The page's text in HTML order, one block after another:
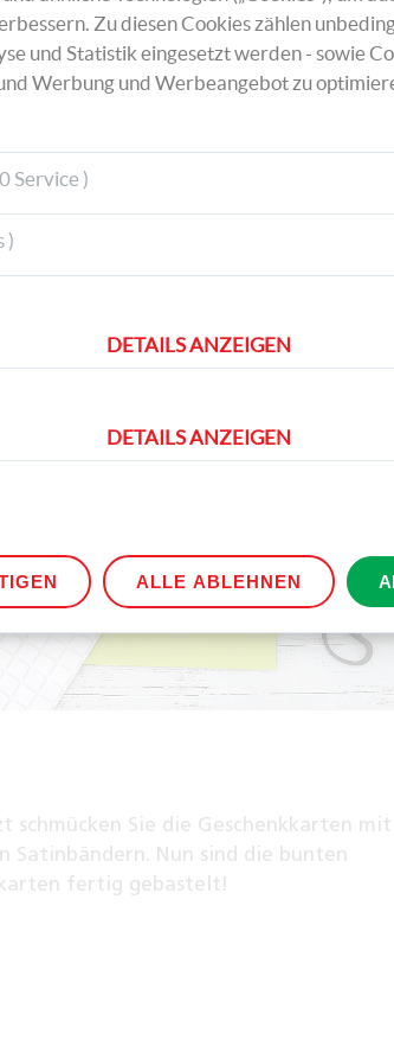
und lassen ihn gut trocknen. Zeichnen
Osterei auf und schneiden Sie die
schmücken Sie die Geschenkkarten mit
Satinbändern. Nun sind die bunten
fertig gebastelt!
Zu diesen Cookies zählen
und Statistik eingesetzt werden - sowie
Werbung und Werbeangebot zu
Service )
)
DETAILS ANZEIGEN
DETAILS ANZEIGEN
ALLE ABLEHNEN